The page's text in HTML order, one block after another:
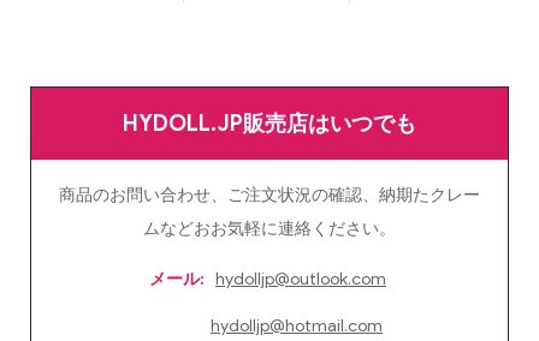
HYDOLL.JP販売店はいつでも
商品のお問い合わせ、ご注文状況の確認、納期たクレー
ムなどおお気軽に連絡ください。
メール: hydolljp@outlook.com
hydolljp@hotmail.com